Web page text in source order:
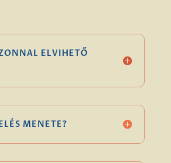
ELVIHETŐ
MENETE?